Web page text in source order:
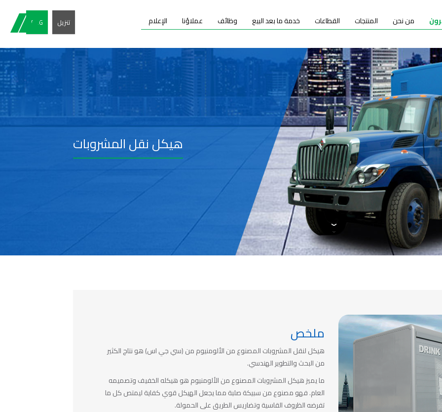
تنزيل ENG من نحن المنتجات القطاعات خدمة ما بعد البيع وظائف عملاؤنا الإعلام
هيكل نقل المشروبات
ملخص
هيكل لنقل المشروبات المصنوع من الألومنيوم من (سي جي اس) هو نتاج الكثير
من البحث والتطوير الهندسي.
ما يميز هيكل المشروبات المصنوع من الألومنيوم هو هيكله الخفيف وتصميمه
العام. فهو مصنوع من سبيكة صلبة مما يجعل الهيكل قوي كفاية ليمتص كل ما
تفرضه الظروف القاسية وتضاريس الطريق على الحمولة.